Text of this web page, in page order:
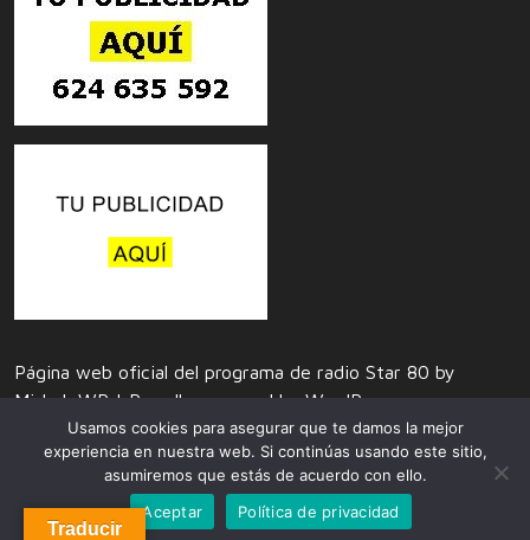
Página web oficial del programa de radio Star 80 by
Misbah WP| Proudly powered by WordPress
Traducir
Usamos cookies para asegurar que te damos la mejor
experiencia en nuestra web. Si continúas usando este sitio,
asumiremos que estás de acuerdo con ello.
Aceptar
Política de privacidad